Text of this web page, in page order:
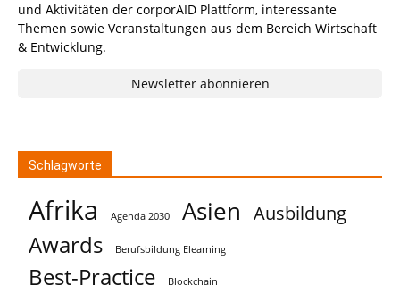
und Aktivitäten der corporAID Plattform, interessante
Themen sowie Veranstaltungen aus dem Bereich Wirtschaft
& Entwicklung.
Newsletter abonnieren
Schlagworte
Afrika Agenda 2030 Asien Ausbildung
Awards Berufsbildung Elearning
Best-Practice Blockchain